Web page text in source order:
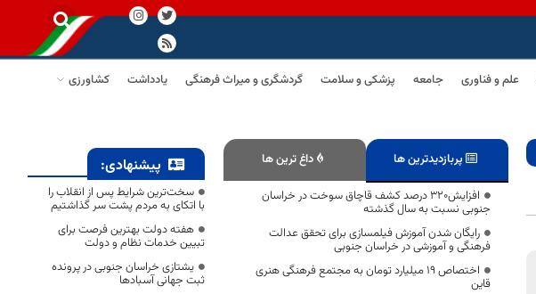
علم و فناوری جامعه پزشکی و سلامت گردشگری و میراث فرهنگی یادداشت
کشاورزی
پربازدیدترین ها داغ ترین ها
افزایش۳۲۰ درصد کشف قاچاق سوخت در خراسان
جنوبی نسبت به سال گذشته
رایگان شدن آموزش فیلمسازی برای تحقق عدالت
فرهنگی و آموزشی در خراسان جنوبی
اختصاص ۱۹ میلیارد تومان به مجتمع فرهنگی هنری
قاین
پیشنهادی:
سخت‌ترین شرایط پس از انقلاب را
با اتکای به مردم پشت سر گذاشتیم
هفته دولت بهترین فرصت برای
تبیین خدمات نظام و دولت
یشتازی خراسان جنوبی در پرونده
ثبت جهانی آسبادها